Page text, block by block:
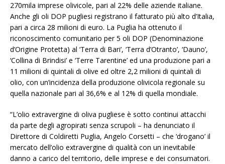
270mila imprese olivicole, pari al 22% delle aziende italiane.
Anche gli oli DOP pugliesi registrano il fatturato più alto d’Italia,
pari a circa 28 milioni di euro. La Puglia ha ottenuto il
riconoscimento comunitario per 5 oli DOP (Denominazione
d’Origine Protetta) al ‘Terra di Bari’, ‘Terra d’Otranto’, ‘Dauno’,
‘Collina di Brindisi’ e ‘Terre Tarentine’ ed una produzione pari a
11 milioni di quintali di olive ed oltre 2,2 milioni di quintali di
olio, con un’incidenza della produzione olivicola regionale su
quella nazionale pari al 36,6% e al 12% di quella mondiale.
“L’olio extravergine di oliva pugliese è sotto continui attacchi
da parte degli agropirati senza scrupoli – ha denunciato il
Direttore di Coldiretti Puglia, Angelo Corsetti – che ‘drogano’ il
mercato dell’olio extravergine di qualità con un inevitabile
danno a carico del territorio, delle imprese e dei consumatori.